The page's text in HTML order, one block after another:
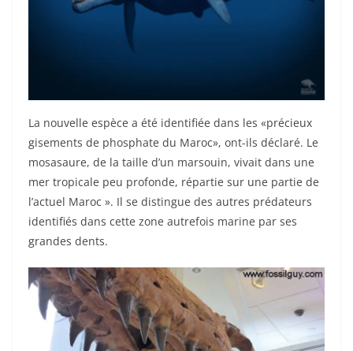
La nouvelle espèce a été identifiée dans les «précieux
gisements de phosphate du Maroc», ont-ils déclaré. Le
mosasaure, de la taille d’un marsouin, vivait dans une
mer tropicale peu profonde, répartie sur une partie de
l’actuel Maroc ». Il se distingue des autres prédateurs
identifiés dans cette zone autrefois marine par ses
grandes dents.